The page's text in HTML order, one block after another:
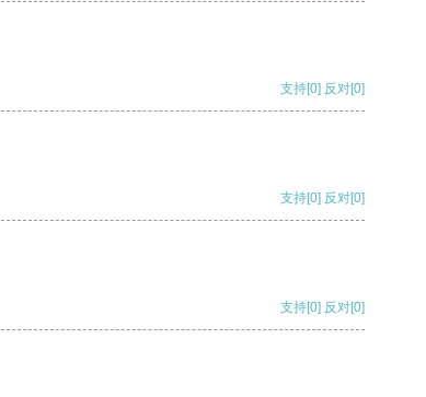
支持[0] 反对[0]
支持[0] 反对[0]
支持[0] 反对[0]